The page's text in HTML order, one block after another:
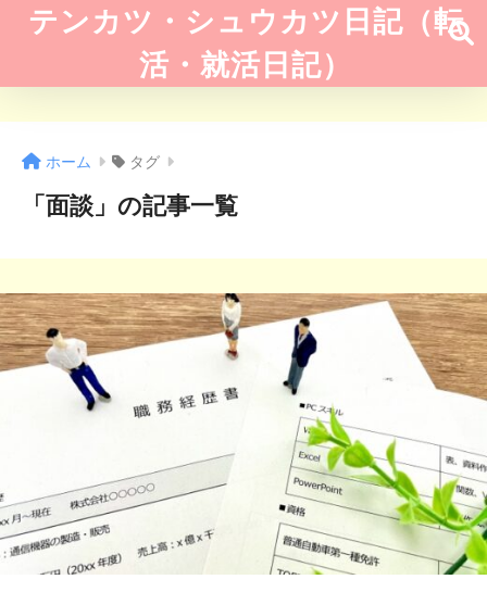
テンカツ・シュウカツ日記（転
活・就活日記）
ホーム タグ
「面談」の記事一覧